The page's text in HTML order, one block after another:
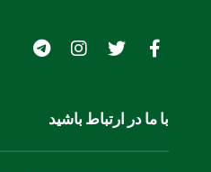
با ما در ارتباط باشید